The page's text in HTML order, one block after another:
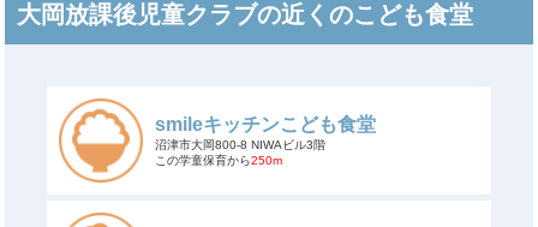
大岡放課後児童クラブの近くのこども食堂
smileキッチンこども食堂
沼津市大岡800-8 NIWAビル3階
この学童保育から250m